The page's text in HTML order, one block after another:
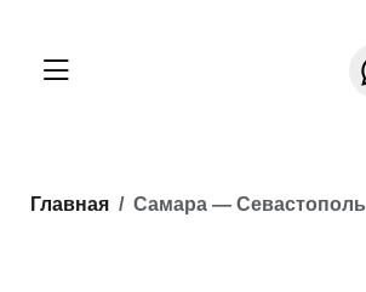
Главная Самара — Севастополь